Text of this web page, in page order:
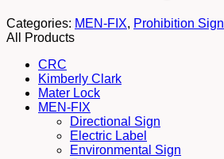
Categories: MEN-FIX, Prohibition Sign
All Products
CRC
Kimberly Clark
Mater Lock
MEN-FIX
Directional Sign
Electric Label
Environmental Sign